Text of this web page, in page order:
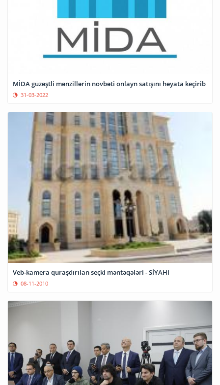
MİDA güzəştli mənzillərin növbəti onlayn satışını həyata keçirib
31-03-2022
Veb-kamera quraşdırılan seçki məntəqələri - SİYAHI
08-11-2010